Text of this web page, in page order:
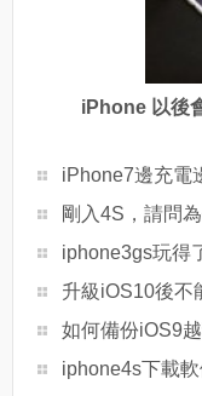
iPhone 以後
iPhone7邊充電
升級iOS10後不
如何備份iOS9
iphone4s下載